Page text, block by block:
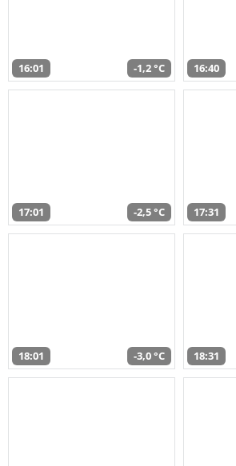
16:01 -1,2 °C 16:40
17:01 -2,5 °C 17:31
18:01 -3,0 °C 18:31